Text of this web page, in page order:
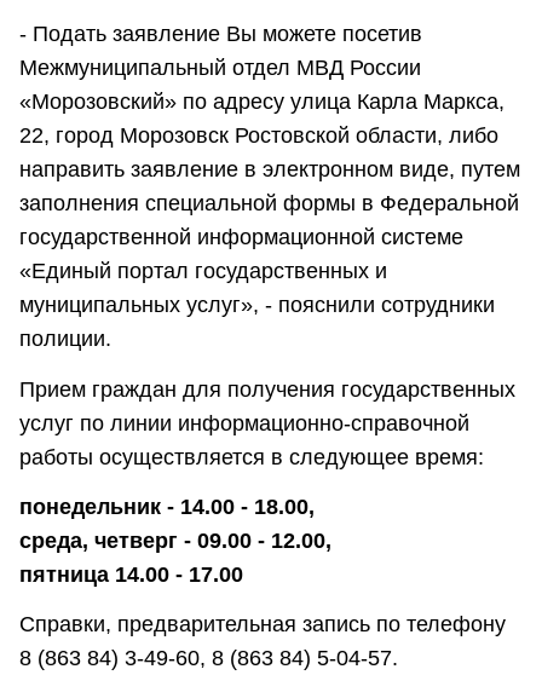
- Подать заявление Вы можете посетив
Межмуниципальный отдел МВД России
«Морозовский» по адресу улица Карла Маркса,
22, город Морозовск Ростовской области, либо
направить заявление в электронном виде, путем
заполнения специальной формы в Федеральной
государственной информационной системе
«Единый портал государственных и
муниципальных услуг», - пояснили сотрудники
полиции.
Прием граждан для получения государственных
услуг по линии информационно-справочной
работы осуществляется в следующее время:
понедельник - 14.00 - 18.00,
среда, четверг - 09.00 - 12.00,
пятница 14.00 - 17.00
Справки, предварительная запись по телефону
8 (863 84) 3-49-60, 8 (863 84) 5-04-57.